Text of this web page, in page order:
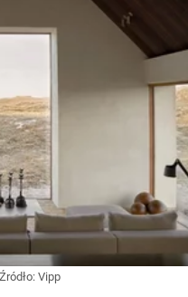
Źródło: Vipp